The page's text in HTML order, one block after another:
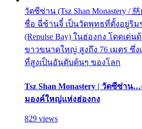
วัดซีซ่าน (Tsz Shan Monastery /
ชื่อ ฉี่ซ้านจี๋ เป็นวัดพุทธที่ตั้งอยู่ริม
(Repulse Bay) ในฮ่องกง โดดเด่
ขาวขนาดใหญ่ สูงถึง 76 เมตร ซึ่
ที่สูงเป็นอันดับต้นๆ ของโลก
Tsz Shan Monastery | วัดซีซ่าน
มองค์ใหญ่แห่งฮ่องกง
829 views